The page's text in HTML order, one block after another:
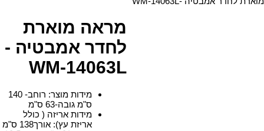
מראה מוארת
לחדר אמבטיה -
WM-14063L
מידות מוצר:
רוחב- 140
ס"מ גובה-63 ס"מ
מידות אריזה ( כולל
אריזת עץ):
אורך138 ס"מ